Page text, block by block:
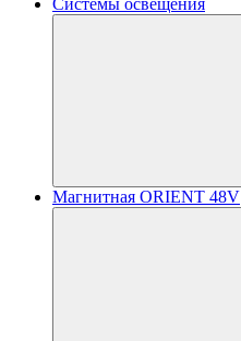
Системы освещения
Магнитная ORIENT 48V